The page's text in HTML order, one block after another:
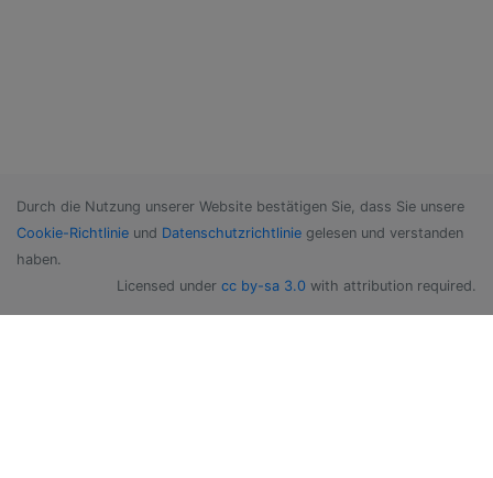
Durch die Nutzung unserer Website bestätigen Sie, dass Sie unsere
Cookie-Richtlinie und Datenschutzrichtlinie gelesen und verstanden
haben.
Licensed under cc by-sa 3.0 with attribution required.